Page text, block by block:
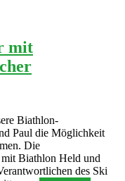
mit
Biathlon-
Paul die Möglichkeit
Die
Biathlon Held und
des Ski